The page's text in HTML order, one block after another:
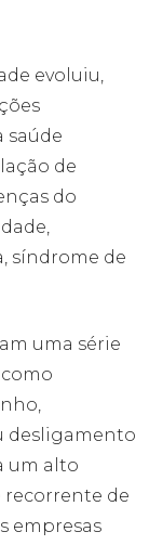
evoluiu,
saúde
de
do
síndrome de
uma série
desligamento
um alto
de
empresas